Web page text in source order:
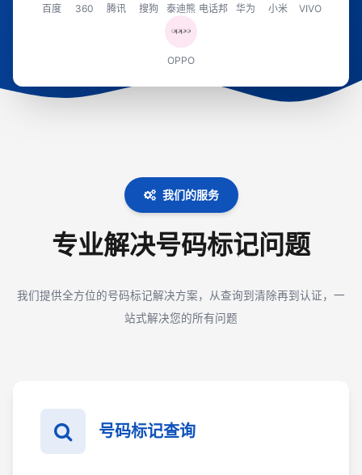
百度 360 腾讯 搜狗 泰迪熊 电话邦 华为 小米 VIVO
OPPO
我们的服务
专业解决号码标记问题
我们提供全方位的号码标记解决方案，从查询到清除再到认证，一
站式解决您的所有问题
号码标记查询